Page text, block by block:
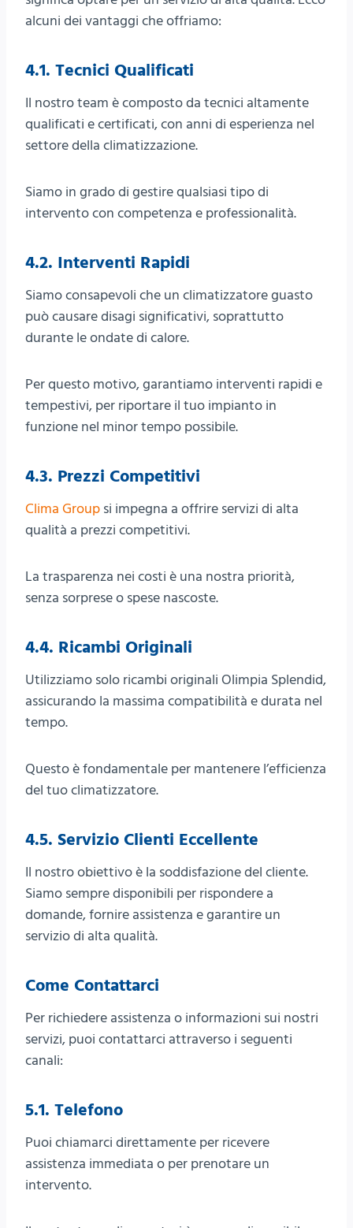
alcuni dei vantaggi che offriamo:
4.1. Tecnici Qualificati
Il nostro team è composto da tecnici altamente
qualificati e certificati, con anni di esperienza nel
settore della climatizzazione.
Siamo in grado di gestire qualsiasi tipo di
intervento con competenza e professionalità.
4.2. Interventi Rapidi
Siamo consapevoli che un climatizzatore guasto
può causare disagi significativi, soprattutto
durante le ondate di calore.
Per questo motivo, garantiamo interventi rapidi e
tempestivi, per riportare il tuo impianto in
funzione nel minor tempo possibile.
4.3. Prezzi Competitivi
Clima Group si impegna a offrire servizi di alta
qualità a prezzi competitivi.
La trasparenza nei costi è una nostra priorità,
senza sorprese o spese nascoste.
4.4. Ricambi Originali
Utilizziamo solo ricambi originali Olimpia Splendid,
assicurando la massima compatibilità e durata nel
tempo.
Questo è fondamentale per mantenere l’efficienza
del tuo climatizzatore.
4.5. Servizio Clienti Eccellente
Il nostro obiettivo è la soddisfazione del cliente.
Siamo sempre disponibili per rispondere a
domande, fornire assistenza e garantire un
servizio di alta qualità.
Come Contattarci
Per richiedere assistenza o informazioni sui nostri
servizi, puoi contattarci attraverso i seguenti
canali:
5.1. Telefono
Puoi chiamarci direttamente per ricevere
assistenza immediata o per prenotare un
intervento.